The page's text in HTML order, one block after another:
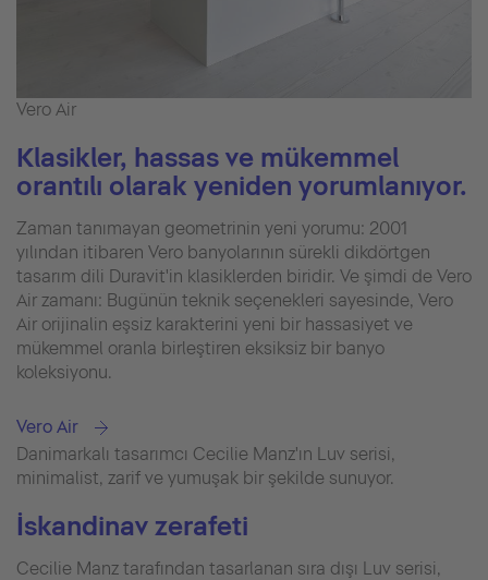
Vero Air
Klasikler, hassas ve mükemmel
orantılı olarak yeniden yorumlanıyor.
Zaman tanımayan geometrinin yeni yorumu: 2001
yılından itibaren Vero banyolarının sürekli dikdörtgen
tasarım dili Duravit'in klasiklerden biridir. Ve şimdi de Vero
Air zamanı: Bugünün teknik seçenekleri sayesinde, Vero
Air orijinalin eşsiz karakterini yeni bir hassasiyet ve
mükemmel oranla birleştiren eksiksiz bir banyo
koleksiyonu.
Vero Air
Danimarkalı tasarımcı Cecilie Manz'ın Luv serisi,
minimalist, zarif ve yumuşak bir şekilde sunuyor.
İskandinav zerafeti
Cecilie Manz tarafından tasarlanan sıra dışı Luv serisi,